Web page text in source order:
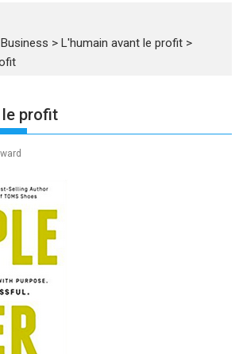
Business >L'humain avant le profit >
le profit